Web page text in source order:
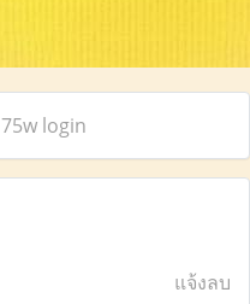
75w login
แจ้งลบ